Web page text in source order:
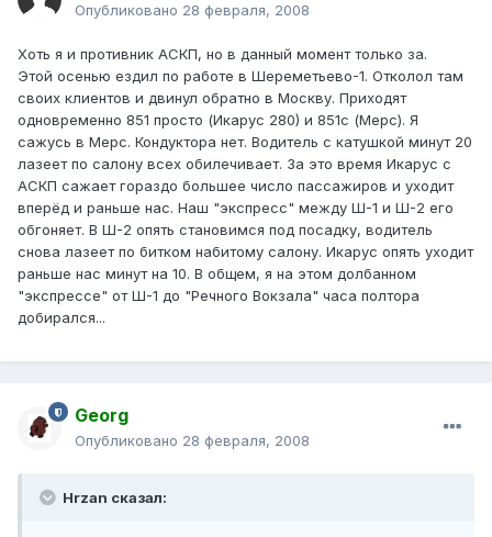
Опубликовано 28 февраля, 2008
Хоть я и противник АСКП, но в данный момент только за.
Этой осенью ездил по работе в Шереметьево-1. Отколол там
своих клиентов и двинул обратно в Москву. Приходят
одновременно 851 просто (Икарус 280) и 851с (Мерс). Я
сажусь в Мерс. Кондуктора нет. Водитель с катушкой минут 20
лазеет по салону всех обилечивает. За это время Икарус с
АСКП сажает гораздо большее число пассажиров и уходит
вперёд и раньше нас. Наш "экспресс" между Ш-1 и Ш-2 его
обгоняет. В Ш-2 опять становимся под посадку, водитель
снова лазеет по битком набитому салону. Икарус опять уходит
раньше нас минут на 10. В общем, я на этом долбанном
"экспрессе" от Ш-1 до "Речного Вокзала" часа полтора
добирался...
Georg
Опубликовано 28 февраля, 2008
Hrzan сказал: